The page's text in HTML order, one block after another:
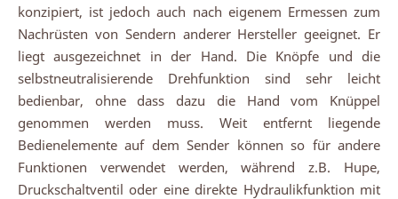
konzipiert, ist jedoch auch nach eigenem Ermessen zum
Nachrüsten von Sendern anderer Hersteller geeignet. Er
liegt ausgezeichnet in der Hand. Die Knöpfe und die
selbstneutralisierende Drehfunktion sind sehr leicht
bedienbar, ohne dass dazu die Hand vom Knüppel
genommen werden muss. Weit entfernt liegende
Bedienelemente auf dem Sender können so für andere
Funktionen verwendet werden, während z.B. Hupe,
Druckschaltventil oder eine direkte Hydraulikfunktion mit